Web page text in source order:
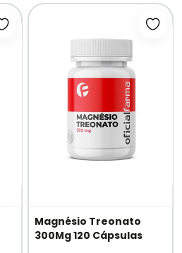
Adicionar à lista de desejos
Magnésio Treonato
300Mg 120 Cápsulas